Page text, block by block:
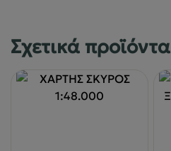
Σχετικά προϊόντα